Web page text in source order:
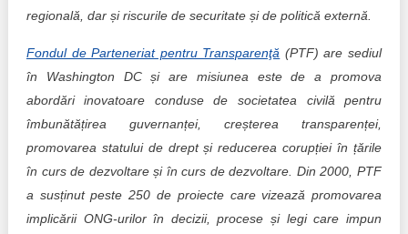
regională, dar și riscurile de securitate și de politică externă.
Fondul de Parteneriat pentru Transparenţă (PTF) are sediul
în Washington DC și are misiunea este de a promova
abordări inovatoare conduse de societatea civilă pentru
îmbunătățirea guvernanței, creșterea transparenței,
promovarea statului de drept și reducerea corupției în țările
în curs de dezvoltare și în curs de dezvoltare. Din 2000, PTF
a susținut peste 250 de proiecte care vizează promovarea
implicării ONG-urilor în decizii, procese și legi care impun